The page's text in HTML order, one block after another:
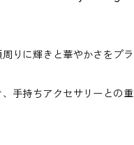
りに輝きと華やかさをプラ
手持ちアクセサリーとの重